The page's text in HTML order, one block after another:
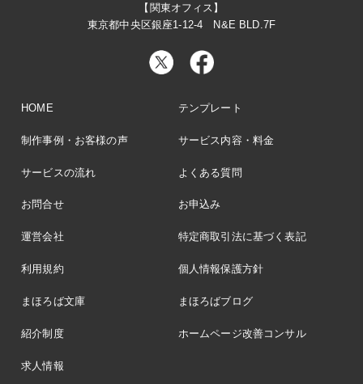
【関東オフィス】
東京都中央区銀座1-12-4 N&E BLD.7F
HOME テンプレート
制作事例・お客様の声 サービス内容・料金
サービスの流れ よくある質問
お問合せ お申込み
運営会社 特定商取引法に基づく表記
利用規約 個人情報保護方針
まほろば文庫 まほろばブログ
紹介制度 ホームページ改善コンサル
求人情報